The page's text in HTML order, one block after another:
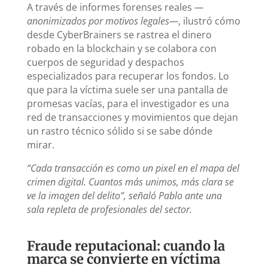
A través de informes forenses reales —
anonimizados por motivos legales—, ilustró cómo
desde CyberBrainers se rastrea el dinero
robado en la blockchain y se colabora con
cuerpos de seguridad y despachos
especializados para recuperar los fondos. Lo
que para la víctima suele ser una pantalla de
promesas vacías, para el investigador es una
red de transacciones y movimientos que dejan
un rastro técnico sólido si se sabe dónde
mirar.
“Cada transacción es como un pixel en el mapa del
crimen digital. Cuantos más unimos, más clara se
ve la imagen del delito”, señaló Pablo ante una
sala repleta de profesionales del sector.
Fraude reputacional: cuando la
marca se convierte en víctima